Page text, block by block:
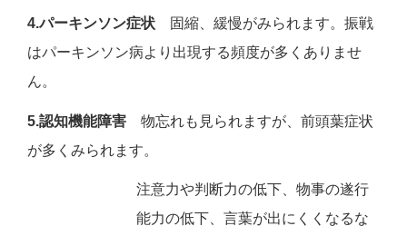
4.パーキンソン症状 固縮、緩慢がみられます。振戦
はパーキンソン病より出現する頻度が多くありませ
ん。
5.認知機能障害 物忘れも見られますが、前頭葉症状
が多くみられます。
注意力や判断力の低下、物事の遂行
能力の低下、言葉が出にくくなるな